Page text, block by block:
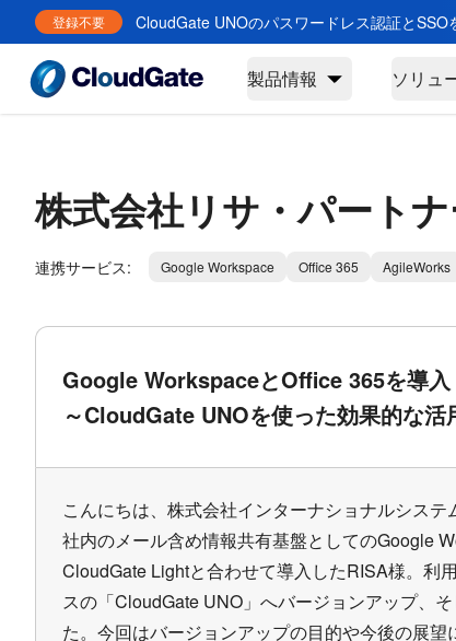
登録不要 CloudGate UNOのパスワードレス認証とSSO
製品情報 ソリュ
株式会社リサ・パート
連携サービス: Google Workspace Office 365 AgileWorks
Google WorkspaceとOffice 365を導入
～CloudGate UNOを使った効果的な活
こんにちは、株式会社インターナショナルシステ
社内のメール含め情報共有基盤としてのGoogle
CloudGate Lightと合わせて導入したRISA様。利
スの「CloudGate UNO」へバージョンアップ、
た。今回はバージョンアップの目的や今後の展望